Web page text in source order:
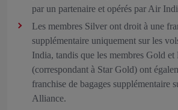
par un partenaire et opérés par Air
Les membres Silver ont droit à une
supplémentaire uniquement sur les
India, tandis que les membres Gold et
(correspondant à Star Gold) ont
franchise de bagages supplémentaire
Alliance.